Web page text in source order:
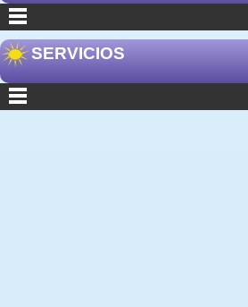
SERVICIOS